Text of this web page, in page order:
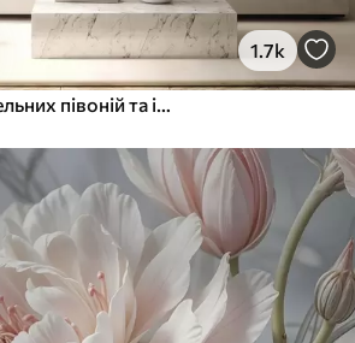
1.7k